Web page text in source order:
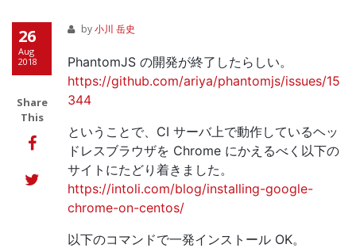
26
Aug
2018
Share
This
by小川 岳史
PhantomJS の開発が終了したらしい。
https://github.com/ariya/phantomjs/issues/15
344
ということで、CI サーバ上で動作しているヘッ
ドレスブラウザを Chrome にかえるべく以下の
サイトにたどり着きました。
https://intoli.com/blog/installing-google-
chrome-on-centos/
以下のコマンドで一発インストール OK。